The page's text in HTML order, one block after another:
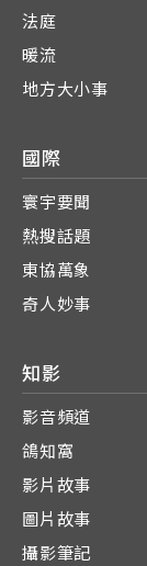
法庭
暖流
地方大小事
國際
寰宇要聞
熱搜話題
東協萬象
奇人妙事
知影
影音頻道
鴿知窩
影片故事
圖片故事
攝影筆記